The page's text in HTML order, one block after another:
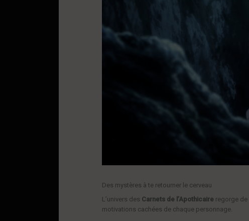
Des mystères à te retourner le cerveau
L’univers des Carnets de l’Apothicaire regorge de
motivations cachées de chaque personnage.